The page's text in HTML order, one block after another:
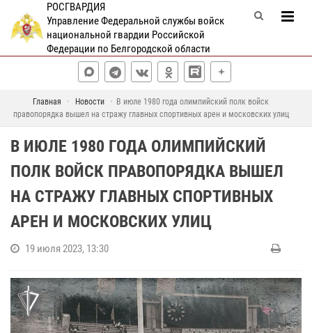
РОСГВАРДИЯ
Управление Федеральной службы войск
национальной гвардии Российской
Федерации по Белгородской области
Главная Новости
В июле 1980 года олимпийский полк войск
правопорядка вышел на стражу главных спортивных арен и московских улиц
В ИЮЛЕ 1980 ГОДА ОЛИМПИЙСКИЙ
ПОЛК ВОЙСК ПРАВОПОРЯДКА ВЫШЕЛ
НА СТРАЖУ ГЛАВНЫХ СПОРТИВНЫХ
АРЕН И МОСКОВСКИХ УЛИЦ
19 июля 2023, 13:30